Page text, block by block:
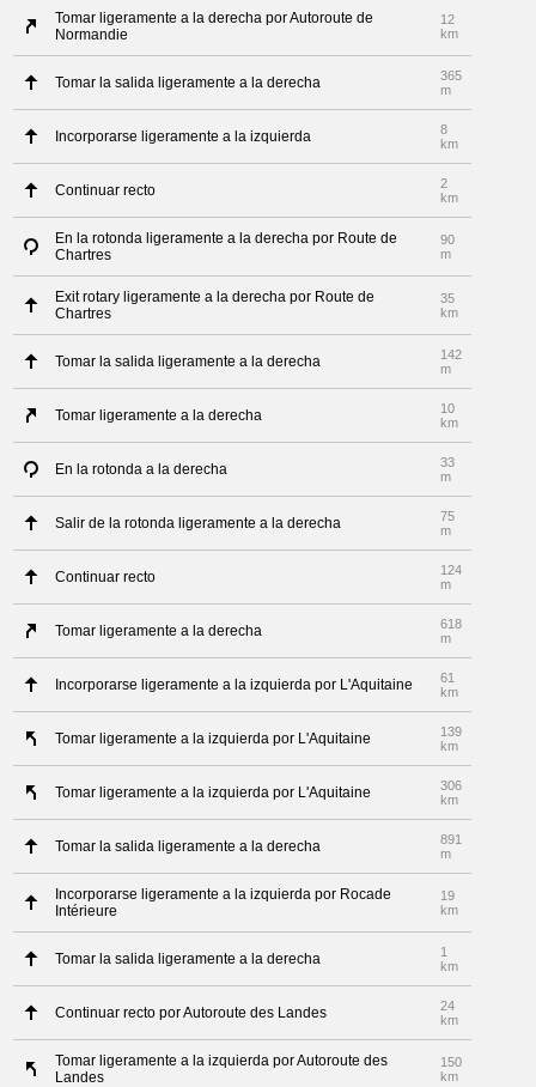
Tomar ligeramente a la derecha por Autoroute de
Normandie
12
km
Tomar la salida ligeramente a la derecha
365
m
Incorporarse ligeramente a la izquierda
8
km
Continuar recto
2
km
En la rotonda ligeramente a la derecha por Route de
Chartres
90
m
Exit rotary ligeramente a la derecha por Route de
Chartres
35
km
Tomar la salida ligeramente a la derecha
142
m
Tomar ligeramente a la derecha
10
km
En la rotonda a la derecha
33
m
Salir de la rotonda ligeramente a la derecha
75
m
Continuar recto
124
m
Tomar ligeramente a la derecha
618
m
Incorporarse ligeramente a la izquierda por L'Aquitaine
61
km
Tomar ligeramente a la izquierda por L'Aquitaine
139
km
Tomar ligeramente a la izquierda por L'Aquitaine
306
km
Tomar la salida ligeramente a la derecha
891
m
Incorporarse ligeramente a la izquierda por Rocade
Intérieure
19
km
Tomar la salida ligeramente a la derecha
1
km
Continuar recto por Autoroute des Landes
24
km
Tomar ligeramente a la izquierda por Autoroute des
Landes
150
km